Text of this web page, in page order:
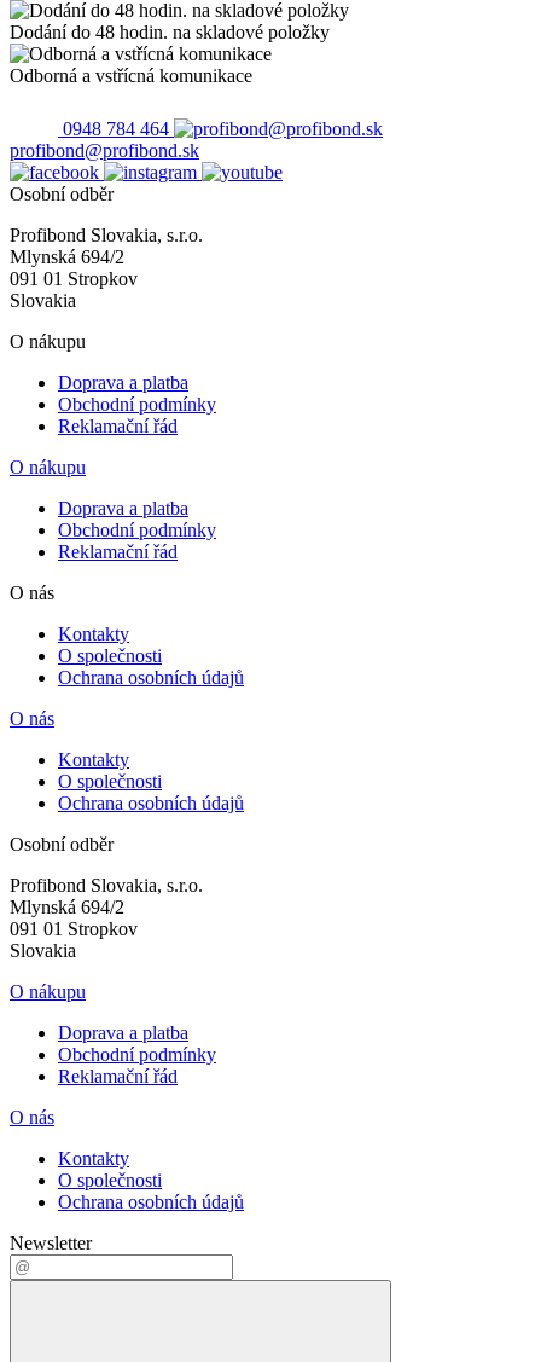
Dodání do 48 hodin. na skladové položky
Odborná a vstřícná komunikace
0948 784 464
profibond@profibond.sk
Osobní odběr
Profibond Slovakia, s.r.o.
Mlynská 694/2
091 01 Stropkov
Slovakia
O nákupu
Doprava a platba
Obchodní podmínky
Reklamační řád
O nákupu
Doprava a platba
Obchodní podmínky
Reklamační řád
O nás
Kontakty
O společnosti
Ochrana osobních údajů
O nás
Kontakty
O společnosti
Ochrana osobních údajů
Osobní odběr
Profibond Slovakia, s.r.o.
Mlynská 694/2
091 01 Stropkov
Slovakia
O nákupu
Doprava a platba
Obchodní podmínky
Reklamační řád
O nás
Kontakty
O společnosti
Ochrana osobních údajů
Newsletter